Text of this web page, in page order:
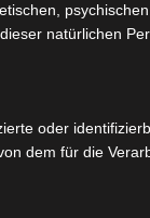
natürlichen
oder
dem für die